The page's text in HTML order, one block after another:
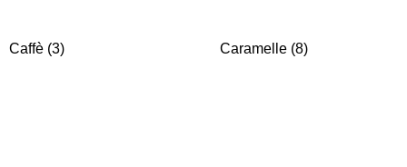
Caffè (3) Caramelle (8)